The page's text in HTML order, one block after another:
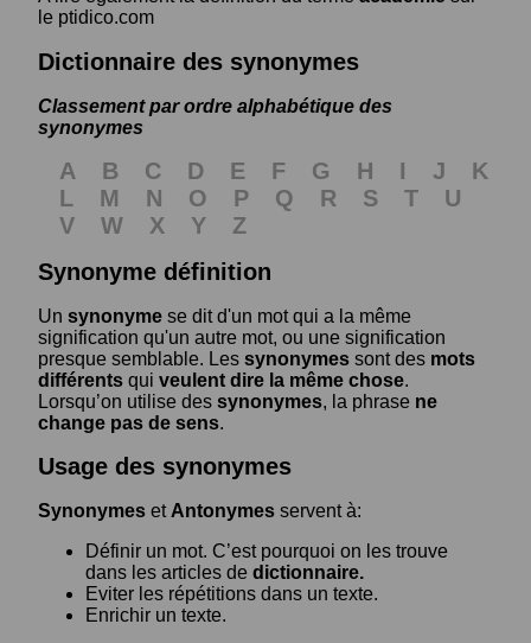
le ptidico.com
Dictionnaire des synonymes
Classement par ordre alphabétique des
synonymes
A B C D E F G H I J
K
L
M N O P Q R S T
U
V
W X Y
Z
Synonyme définition
Un synonyme se dit d'un mot qui a la même
signification qu'un autre mot, ou une signification
presque semblable. Les synonymes sont des mots
différents qui veulent dire la même chose.
Lorsqu’on utilise des synonymes, la phrase ne
change pas de sens.
Usage des synonymes
Synonymes et Antonymes servent à:
Définir un mot. C’est pourquoi on les trouve
dans les articles de dictionnaire.
Eviter les répétitions dans un texte.
Enrichir un texte.